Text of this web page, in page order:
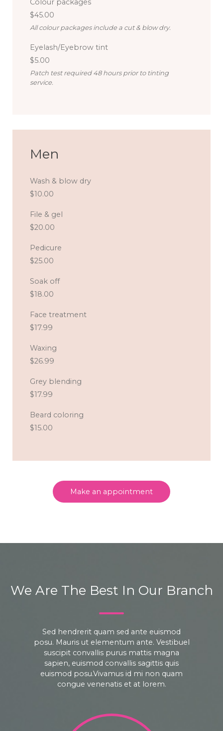
Colour packages
$45.00
All colour packages include a cut & blow dry.
Eyelash/Eyebrow tint
$5.00
Patch test required 48 hours prior to tinting
service.
Men
Wash & blow dry
$10.00
File & gel
$20.00
Pedicure
$25.00
Soak off
$18.00
Face treatment
$17.99
Waxing
$26.99
Grey blending
$17.99
Beard coloring
$15.00
Make an appointment
We Are The Best In Our Branch
Sed hendrerit quam sed ante euismod
posu. Mauris ut elementum ante. Vestibuel
suscipit convallis purus mattis magna
sapien, euismod convallis sagittis quis
euismod posu.Vivamus id mi non quam
congue venenatis et at lorem.